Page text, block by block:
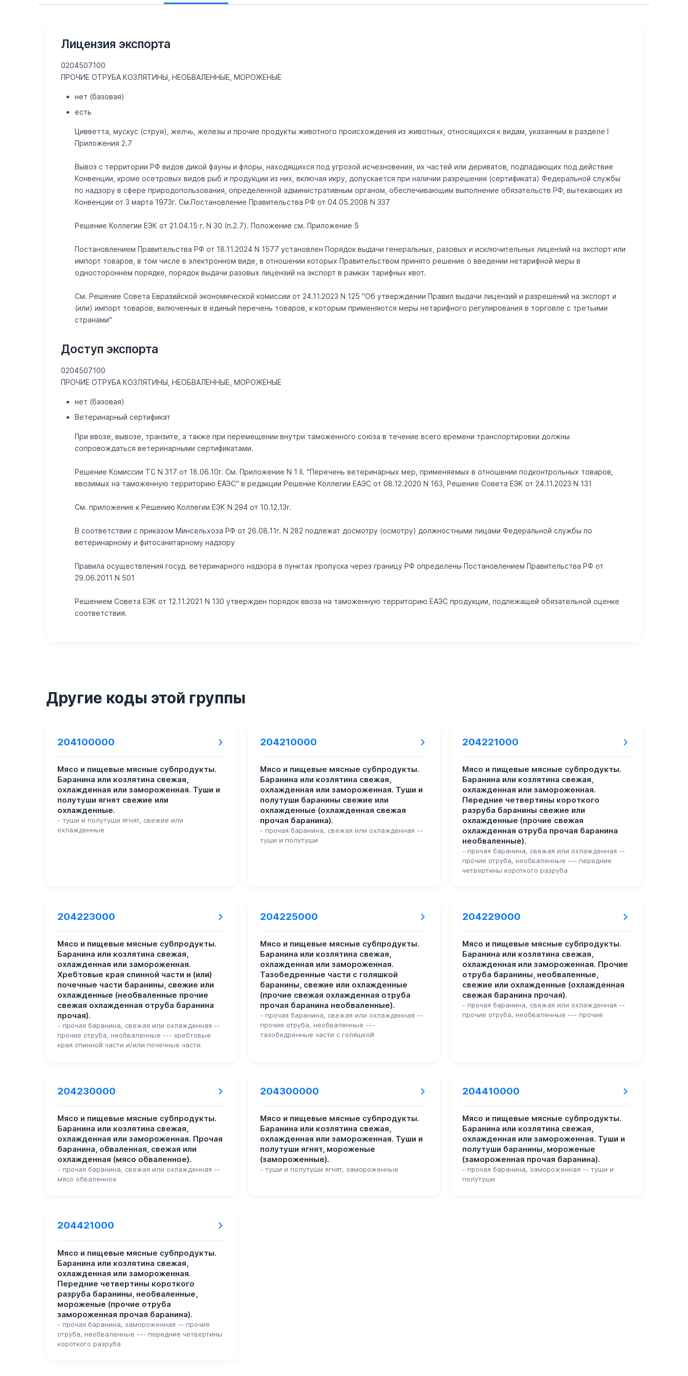
Лицензия экспорта
0204507100
ПРОЧИЕ ОТРУБА КОЗЛЯТИНЫ, НЕОБВАЛЕННЫЕ, МОРОЖЕНЫЕ
нет (базовая)
есть
Цивветта, мускус (струя), желчь, железы и прочие продукты животного происхождения из животных, относящихся к видам, указанным в разделе I
Приложения 2.7
Вывоз с территории РФ видов дикой фауны и флоры, находящихся под угрозой исчезновения, их частей или дериватов, подпадающих под действие
Конвенции, кроме осетровых видов рыб и продукции из них, включая икру, допускается при наличии разрешения (сертификата) Федеральной службы
по надзору в сфере природопользования, определенной административным органом, обеспечивающим выполнение обязательств РФ, вытекающих из
Конвенции от 3 марта 1973г. См.Постановление Правительства РФ от 04.05.2008 N 337
Решение Коллегии ЕЭК от 21.04.15 г. N 30 (п.2.7). Положение см. Приложение 5
Постановлением Правительства РФ от 18.11.2024 N 1577 установлен Порядок выдачи генеральных, разовых и исключительных лицензий на экспорт или
импорт товаров, в том числе в электронном виде, в отношении которых Правительством принято решение о введении нетарифной меры в
одностороннем порядке, порядок выдачи разовых лицензий на экспорт в рамках тарифных квот.
См. Решение Совета Евразийской экономической комиссии от 24.11.2023 N 125 "Об утверждении Правил выдачи лицензий и разрешений на экспорт и
(или) импорт товаров, включенных в единый перечень товаров, к которым применяются меры нетарифного регулирования в торговле с третьими
странами"
Доступ экспорта
0204507100
ПРОЧИЕ ОТРУБА КОЗЛЯТИНЫ, НЕОБВАЛЕННЫЕ, МОРОЖЕНЫЕ
нет (базовая)
Ветеринарный сертификат
При ввозе, вывозе, транзите, а также при перемещении внутри таможенного союза в течение всего времени транспортировки должны
сопровождаться ветеринарными сертификатами.
Решение Комиссии ТС N 317 от 18.06.10г. См. Приложение N 1 II. "Перечень ветеринарных мер, применяемых в отношении подконтрольных товаров,
ввозимых на таможенную территорию ЕАЭС" в редакции Решение Коллегии ЕАЭС от 08.12.2020 N 163, Решение Совета ЕЭК от 24.11.2023 N 131
Cм. приложение к Решению Коллегии ЕЭК N 294 от 10.12.13г.
В соответствии с приказом Минсельхоза РФ от 26.08.11г. N 282 подлежат досмотру (осмотру) должностными лицами Федеральной службы по
ветеринарному и фитосанитарному надзору
Правила осуществления госуд. ветеринарного надзора в пунктах пропуска через границу РФ определены Постановлением Правительства РФ от
29.06.2011 N 501
Решением Совета ЕЭК от 12.11.2021 N 130 утвержден порядок ввоза на таможенную территорию ЕАЭС продукции, подлежащей обязательной оценке
соответствия.
Другие коды этой группы
204100000
Мясо и пищевые мясные субпродукты.
Баранина или козлятина свежая,
охлажденная или замороженная. Туши и
полутуши ягнят свежие или
охлажденные.
- туши и полутуши ягнят, свежие или
охлажденные
204210000
Мясо и пищевые мясные субпродукты.
Баранина или козлятина свежая,
охлажденная или замороженная. Туши и
полутуши баранины свежие или
охлажденные (охлажденная свежая
прочая баранина).
- прочая баранина, свежая или охлажденная --
туши и полутуши
204221000
Мясо и пищевые мясные субпродукты.
Баранина или козлятина свежая,
охлажденная или замороженная.
Передние четвертины короткого
разруба баранины свежие или
охлажденные (прочие свежая
охлажденная отруба прочая баранина
необваленные).
- прочая баранина, свежая или охлажденная --
прочие отруба, необваленные --- передние
четвертины короткого разруба
204223000
Мясо и пищевые мясные субпродукты.
Баранина или козлятина свежая,
охлажденная или замороженная.
Хребтовые края спинной части и (или)
почечные части баранины, свежие или
охлажденные (необваленные прочие
свежая охлажденная отруба баранина
прочая).
- прочая баранина, свежая или охлажденная --
прочие отруба, необваленные --- хребтовые
края спинной части и/или почечные части
204225000
Мясо и пищевые мясные субпродукты.
Баранина или козлятина свежая,
охлажденная или замороженная.
Тазобедренные части с голяшкой
баранины, свежие или охлажденные
(прочие свежая охлажденная отруба
прочая баранина необваленные).
- прочая баранина, свежая или охлажденная --
прочие отруба, необваленные ---
тазобедренные части с голяшкой
204229000
Мясо и пищевые мясные субпродукты.
Баранина или козлятина свежая,
охлажденная или замороженная. Прочие
отруба баранины, необваленные,
свежие или охлажденные (охлажденная
свежая баранина прочая).
- прочая баранина, свежая или охлажденная --
прочие отруба, необваленные --- прочие
204230000
Мясо и пищевые мясные субпродукты.
Баранина или козлятина свежая,
охлажденная или замороженная. Прочая
баранина, обваленная, свежая или
охлажденная (мясо обваленное).
- прочая баранина, свежая или охлажденная --
мясо обваленное
204300000
Мясо и пищевые мясные субпродукты.
Баранина или козлятина свежая,
охлажденная или замороженная. Туши и
полутуши ягнят, мороженые
(замороженные).
- туши и полутуши ягнят, замороженные
204410000
Мясо и пищевые мясные субпродукты.
Баранина или козлятина свежая,
охлажденная или замороженная. Туши и
полутуши баранины, мороженые
(замороженная прочая баранина).
- прочая баранина, замороженная -- туши и
полутуши
204421000
Мясо и пищевые мясные субпродукты.
Баранина или козлятина свежая,
охлажденная или замороженная.
Передние четвертины короткого
разруба баранины, необваленные,
мороженые (прочие отруба
замороженная прочая баранина).
- прочая баранина, замороженная -- прочие
отруба, необваленные --- передние четвертины
короткого разруба